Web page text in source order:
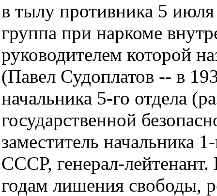
в тылу противника 5
группа при наркоме
руководителем которой
(Павел Судоплатов -- в
начальника 5-го отдела
государственной
заместитель начальника
СССР, генерал-
годам лишения свободы,